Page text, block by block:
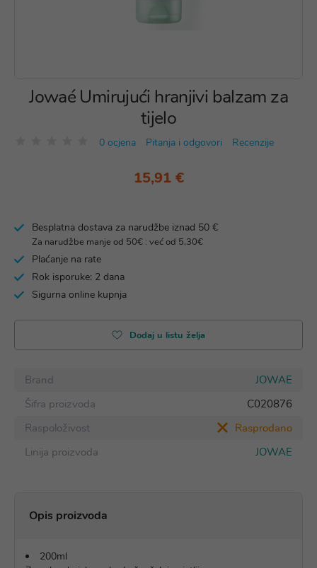
Jowaé Umirujući hranjivi balzam za
tijelo
0 ocjena Pitanja i odgovori Recenzije
15,91 €
Besplatna dostava za narudžbe iznad 50 €
Za narudžbe manje od 50€ : već od 5,30€
Plaćanje na rate
Rok isporuke: 2 dana
Sigurna online kupnja
Dodaj u listu želja
Brand
JOWAE
Šifra proizvoda
C020876
Raspoloživost
Rasprodano
Linija proizvoda
JOWAE
Opis proizvoda
200ml